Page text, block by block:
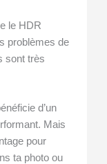
le HDR
problèmes de
sont très
d’un
Mais
pour
ta photo ou